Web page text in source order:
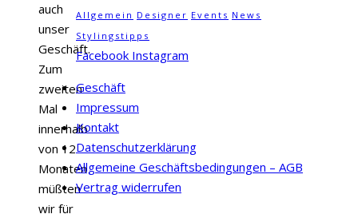
auch
unser
Geschäft.
Zum
zweiten
Mal
innerhalb
von 12
Monaten
müßten
wir für
Allgemein Designer Events News
Stylingstipps
Facebook Instagram
Geschäft
Impressum
Kontakt
Datenschutzerklärung
Allgemeine Geschäftsbedingungen – AGB
Vertrag widerrufen